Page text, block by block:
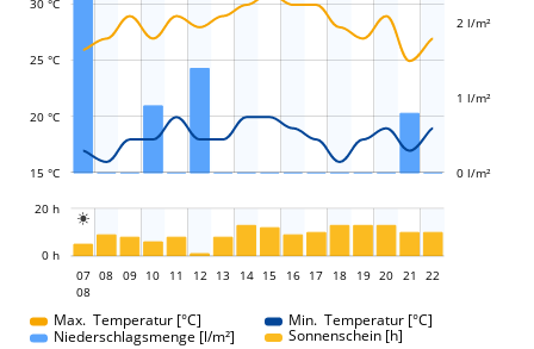
20 °C
30 °C
25 °C
15 °C 0 l/m²
1 l/m²
2 l/m²

0 h
20 h
07
07
08
08 09 10 11 12 13 14 15 16 17 18 19 20 21 22
Max. Temperatur [°C]
Min. Temperatur [°C]
Niederschlagsmenge [l/m²]
Sonnenschein [h]